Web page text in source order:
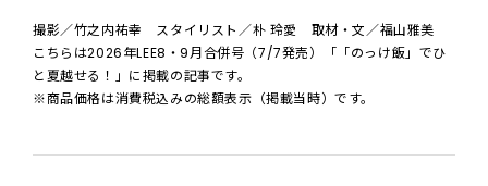
撮影／竹之内祐幸 スタイリスト／朴 玲愛 取材・文／福山雅美
こちらは2026年LEE8・9月合併号（7/7発売）「「のっけ飯」でひ
と夏越せる！」に掲載の記事です。
※商品価格は消費税込みの総額表示（掲載当時）です。